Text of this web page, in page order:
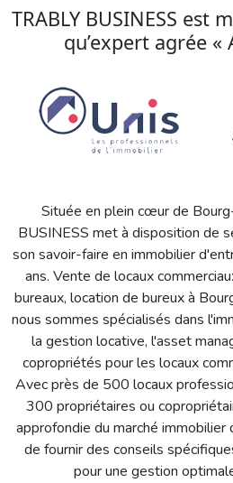
TRABLY BUSINESS est
qu’expert agrée «
Située en plein cœur de
BUSINESS met à disposition de
son savoir-faire en immobilier
ans. Vente de locaux
bureaux, location de bureux à
nous sommes spécialisés dans
la gestion locative, l'asset
copropriétés pour les locaux
Avec près de 500 locaux
300 propriétaires ou
approfondie du marché
de fournir des conseils
pour une gestion